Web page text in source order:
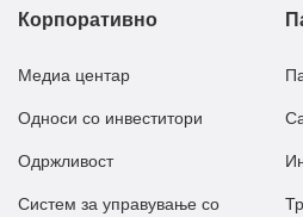
Корпоративно
Медиа центар
Односи со инвеститори
Одржливост
Систем за управување со